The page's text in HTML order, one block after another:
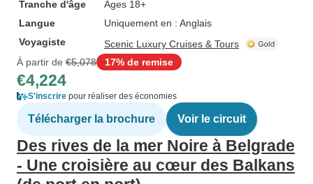
Tranche d'âge
Âges 18+
Langue
Uniquement en : Anglais
Voyagiste
Scenic Luxury Cruises & Tours
À partir de €5,078 17% de remise
€4,224
S'inscrire pour réaliser des économies
Télécharger la brochure Voir le circuit
Des rives de la mer Noire à Belgrade
- Une croisière au cœur des Balkans